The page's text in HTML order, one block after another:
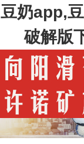
豆奶app,
破解版